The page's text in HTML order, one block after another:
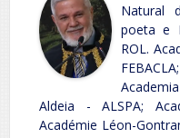
Natural
poeta e
ROL.
Aldeia - ALSPA;
Académie Léon-